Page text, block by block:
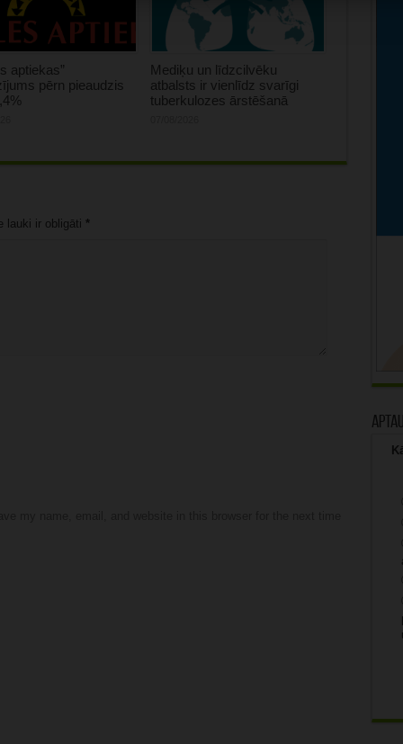
aptiekas”
pērn pieaudzis
Mediķu un līdzcilvēku
atbalsts ir vienlīdz svarīgi
tuberkulozes ārstēšanā
lauki ir obligāti *